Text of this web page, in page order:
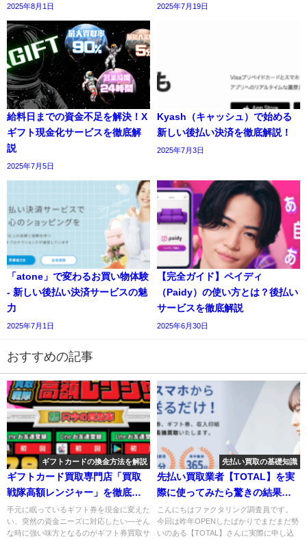
2025年8月1日 2025年7月19日
給料日までの資金不足を解決！X
ギフト現金化サービスを徹底解
説
2025年7月5日
Kyash（キャッシュ）で始める
新しい後払い決済を徹底解説！
2025年7月3日
「atone」で変わるお買い物体験
- 新しい後払い決済サービスの魅
力
2025年7月1日
【完全ガイド】ペイディ
（Paidy）の使い方とは？後払い
サービスを徹底解説
2025年6月30日
おすすめの記事
ギフトカードの換金方法を解説
ギフトカード買取専門店「買取
戦隊高額レンジャー」を徹底解
説！
手元に眠っているギフト券を現金に変えた
い、突然の資金ニーズに対応したい—そん
な時に強い味方となるのがギフト券買取サ
先払い買取の基礎知識
先払い買取業者【TOTAL】を実
際に使ってみたら驚きの結果
に！
こんにちはファクタリング調査員です。
今回は昨年OPENしたばかりでまだまだ勢
いのある【TOTAL】さんに実際に申し込